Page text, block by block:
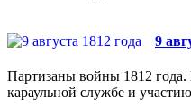
9
Партизаны войны 1812
караульной службе и